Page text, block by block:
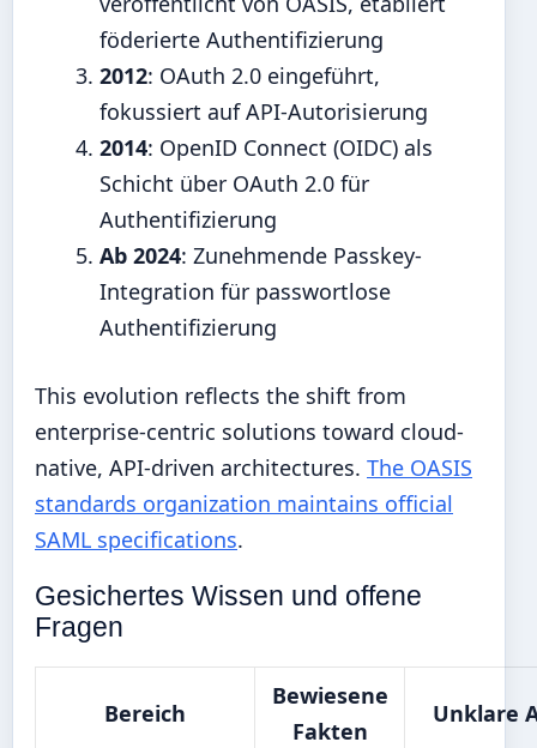
föderierte Authentifizierung
2012: OAuth 2.0 eingeführt,
fokussiert auf API-Autorisierung
2014: OpenID Connect (OIDC) als
Schicht über OAuth 2.0 für
Authentifizierung
Ab 2024: Zunehmende Passkey-
Integration für passwortlose
Authentifizierung
This evolution reflects the shift from
enterprise-centric solutions toward cloud-
native, API-driven architectures. The OASIS
standards organization maintains official
SAML specifications.
Gesichertes Wissen und offene
Fragen
Bereich
Bewiesene
Fakten
Unklare